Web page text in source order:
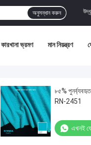
অনুসন্ধান করুন
কারখানা ভ্রমণ মান নিয়ন্ত্রণ
৮৫%
RN-2451
এখনই